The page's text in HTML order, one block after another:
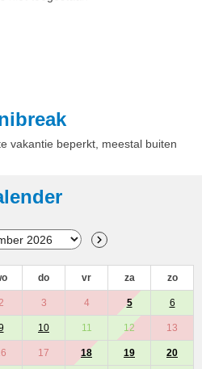
vakantie beperkt, meestal buiten
do vr za zo
3 4 5 6
10 11 12 13
17 18 19 20